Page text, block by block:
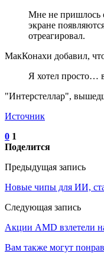
Мне не пришлось
экране
отреагировал.
МакКонахи добавил,
Я хотел просто…
"Интерстеллар",
Источник
0 1
Поделится
Предыдущая запись
Новые чипы для ИИ,
Следующая запись
Акции AMD взлетели
Вам также могут